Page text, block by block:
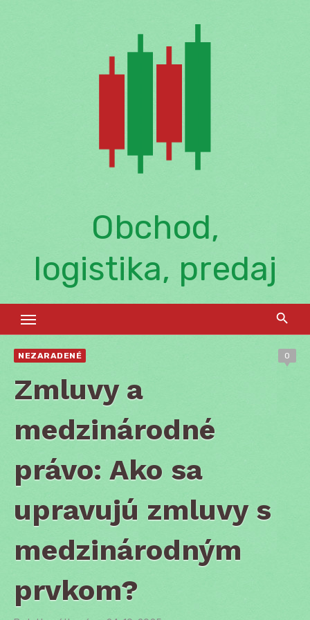
Obchod,
logistika, predaj
NEZARADENÉ 0
Zmluvy a
medzinárodné
právo: Ako sa
upravujú zmluvy s
medzinárodným
prvkom?